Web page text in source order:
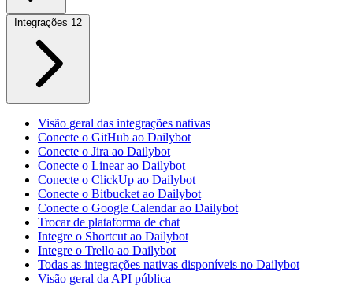
Integrações 12
Visão geral das integrações nativas
Conecte o GitHub ao Dailybot
Conecte o Jira ao Dailybot
Conecte o Linear ao Dailybot
Conecte o ClickUp ao Dailybot
Conecte o Bitbucket ao Dailybot
Conecte o Google Calendar ao Dailybot
Trocar de plataforma de chat
Integre o Shortcut ao Dailybot
Integre o Trello ao Dailybot
Todas as integrações nativas disponíveis no Dailybot
Visão geral da API pública